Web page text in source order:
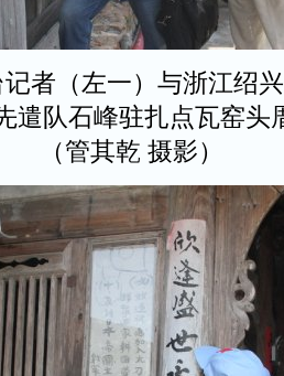
者（左一）与浙江绍
遣队石峰驻扎点瓦窑头
（管其乾 摄影）